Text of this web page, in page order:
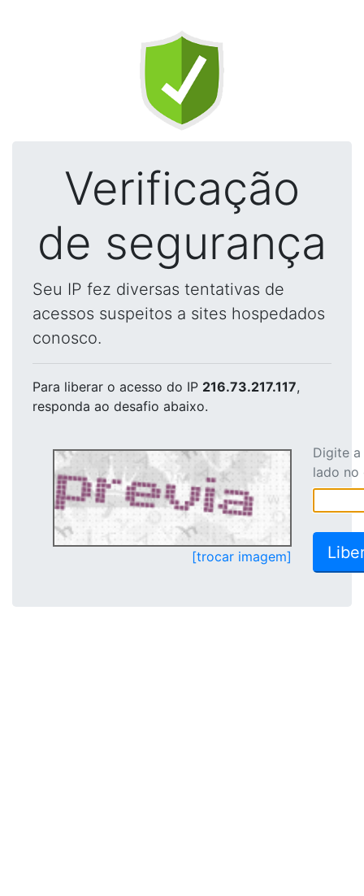
Verificação
de segurança
Seu IP fez diversas tentativas de
acessos suspeitos a sites hospedados
conosco.
Para liberar o acesso do IP 216.73.217.117,
responda ao desafio abaixo.
[trocar imagem]
Digite
lado no